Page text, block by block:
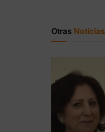
Otras Noticias